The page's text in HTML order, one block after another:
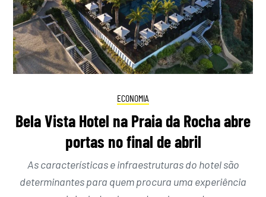
ECONOMIA
Bela Vista Hotel na Praia da Rocha abre
portas no final de abril
As características e infraestruturas do hotel são
determinantes para quem procura uma experiência